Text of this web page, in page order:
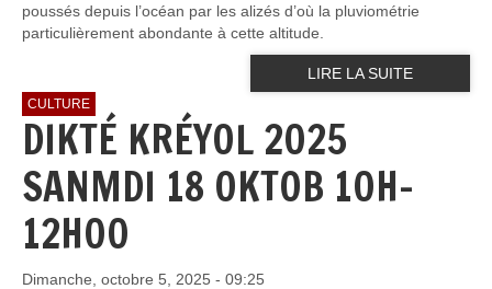
poussés depuis l’océan par les alizés d’où la pluviométrie
particulièrement abondante à cette altitude.
LIRE LA SUITE
CULTURE
DIKTÉ KRÉYOL 2025
SANMDI 18 OKTOB 10H-
12H00
Dimanche, octobre 5, 2025 - 09:25